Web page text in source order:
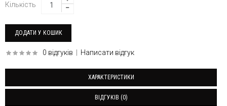
Кількість
0 відгуків Написати відгук
ХАРАКТЕРИСТИКИ
ВІДГУКІВ (0)